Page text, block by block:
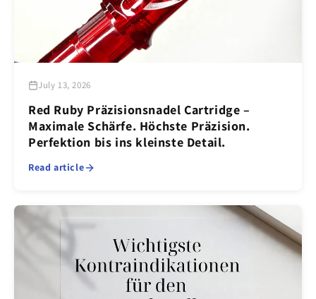
July 13, 2026
Red Ruby Präzisionsnadel Cartridge –
Maximale Schärfe. Höchste Präzision.
Perfektion bis ins kleinste Detail.
Read article